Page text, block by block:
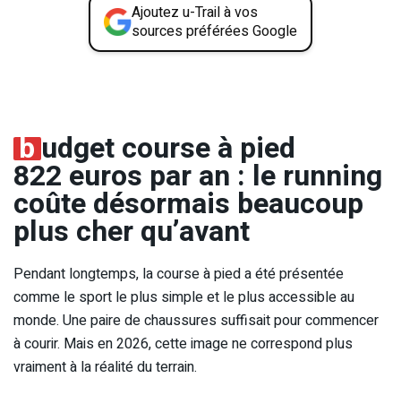
Ajoutez u-Trail à vos
sources préférées Google
budget course à pied
822 euros par an : le running
coûte désormais beaucoup
plus cher qu’avant
Pendant longtemps, la course à pied a été présentée
comme le sport le plus simple et le plus accessible au
monde. Une paire de chaussures suffisait pour commencer
à courir. Mais en 2026, cette image ne correspond plus
vraiment à la réalité du terrain.